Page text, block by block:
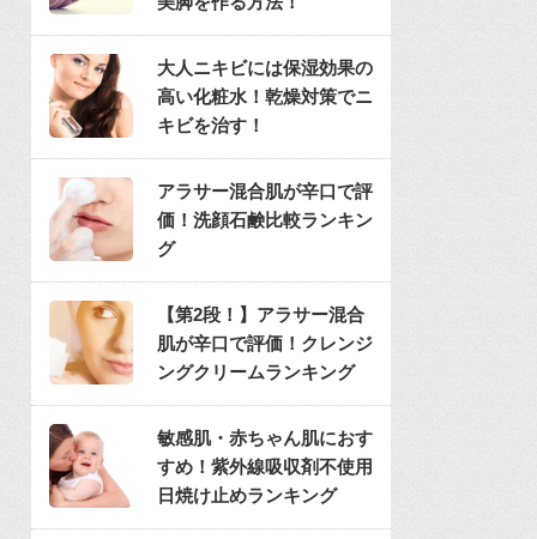
大人ニキビには保湿効果の
高い化粧水！乾燥対策でニ
キビを治す！
アラサー混合肌が辛口で評
価！洗顔石鹸比較ランキン
グ
【第2段！】アラサー混合
肌が辛口で評価！クレンジ
ングクリームランキング
敏感肌・赤ちゃん肌におす
すめ！紫外線吸収剤不使用
日焼け止めランキング